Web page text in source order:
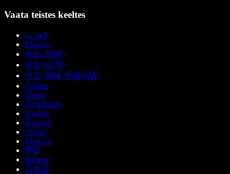
Vaata teistes keeltes
العربية
Magyar
中文 (简体)
中文 (台灣)
中文 (简体 中国大陆)
Čeština
Dansk
Nederlands
English
Français
Suomi
Deutsch
हिन्दी
Italiano
日本語